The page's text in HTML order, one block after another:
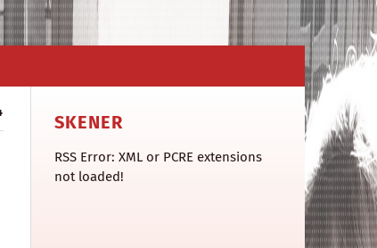
SKENER
RSS Error: XML or PCRE extensions
not loaded!